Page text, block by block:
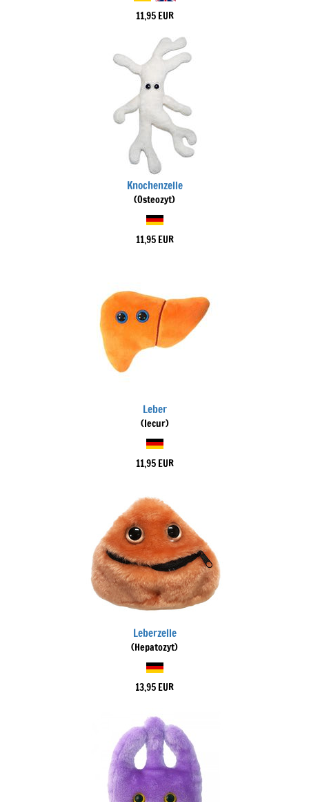
11,95 EUR
Knochenzelle
(Osteozyt)
11,95 EUR
Leber
(Iecur)
11,95 EUR
Leberzelle
(Hepatozyt)
13,95 EUR